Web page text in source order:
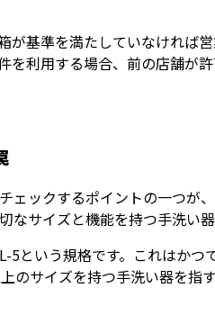
が基準を満たしていなければ
を利用する場合、前の店舗が
ェックするポイントの一つが
なサイズと機能を持つ手洗い
5という規格です。これはか
のサイズを持つ手洗い器を指